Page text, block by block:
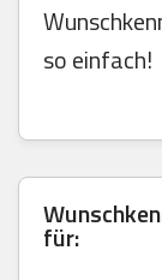
so einfach!
für: